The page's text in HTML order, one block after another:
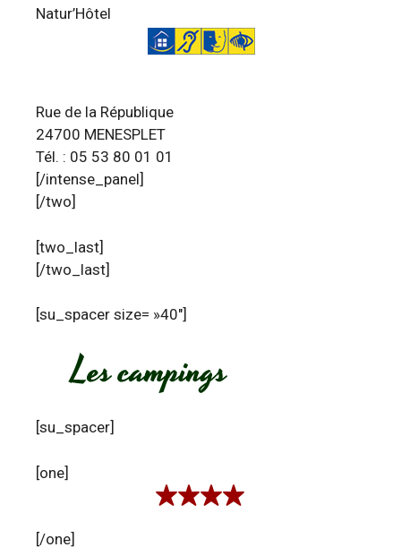
Natur’Hôtel
Rue de la République
24700 MENESPLET
Tél. : 05 53 80 01 01
[/intense_panel]
[/two]
[two_last]
[/two_last]
[su_spacer size= »40″]
[su_spacer]
[one]
[/one]